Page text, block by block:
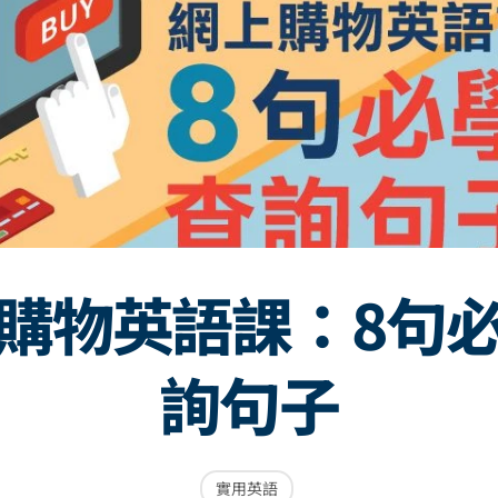
物英語課：8句
詢句子
實用英語